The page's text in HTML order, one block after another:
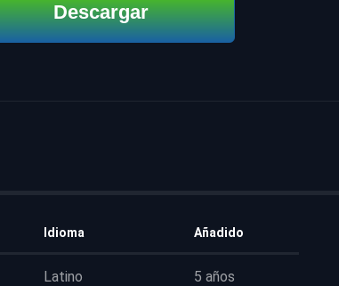
Descargar
Idioma Añadido
Latino 5 años